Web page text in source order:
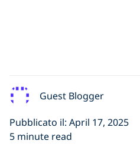
Guest Blogger
Pubblicato il: April 17, 2025
5 minute read